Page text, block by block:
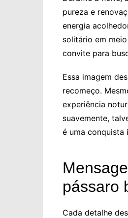
pureza e
energia
solitário em
convite para
Essa imagem
recomeço.
experiência
suavemente,
é uma conquista
pássaro
Cada detalhe